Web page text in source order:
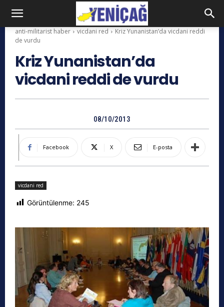
anti-militarist haber vicdani red
Kriz Yunanistan’da vicdani reddi
de vurdu
Kriz Yunanistan’da
vicdani reddi de vurdu
08/10/2013
Facebook X E-posta
vicdani red
Görüntülenme: 245